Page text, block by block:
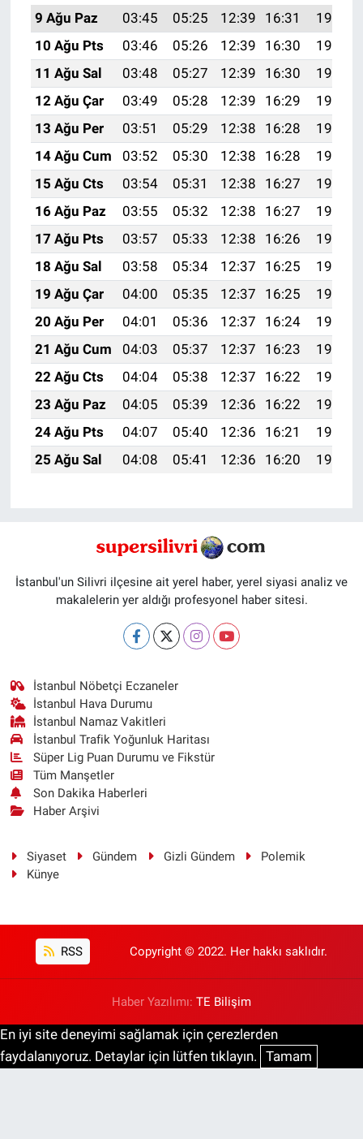
9 Ağu Paz
03:45 05:25 12:39 16:31
19:43
10 Ağu Pts
03:46 05:26 12:39 16:30
19:42
11 Ağu Sal
03:48 05:27 12:39 16:30
19:41
12 Ağu Çar
03:49 05:28 12:39 16:29
19:39
13 Ağu Per
03:51 05:29 12:38 16:28
19:38
14 Ağu Cum
03:52 05:30 12:38 16:28
19:37
15 Ağu Cts
03:54 05:31 12:38 16:27
19:35
16 Ağu Paz
03:55 05:32 12:38 16:27
19:34
17 Ağu Pts
03:57 05:33 12:38 16:26
19:32
18 Ağu Sal
03:58 05:34 12:37 16:25
19:31
19 Ağu Çar
04:00 05:35 12:37 16:25
19:30
20 Ağu Per
04:01 05:36 12:37 16:24
19:28
21 Ağu Cum
04:03 05:37 12:37 16:23
19:27
22 Ağu Cts
04:04 05:38 12:37 16:22
19:25
23 Ağu Paz
04:05 05:39 12:36 16:22
19:24
24 Ağu Pts
04:07 05:40 12:36 16:21
19:22
25 Ağu Sal
04:08 05:41 12:36 16:20 19:21
İstanbul'un Silivri ilçesine ait yerel haber, yerel siyasi analiz ve
makalelerin yer aldığı profesyonel haber sitesi.
İstanbul Nöbetçi Eczaneler
İstanbul Hava Durumu
İstanbul Namaz Vakitleri
İstanbul Trafik Yoğunluk Haritası
Süper Lig Puan Durumu ve Fikstür
Tüm Manşetler
Son Dakika Haberleri
Haber Arşivi
Siyaset Gündem Gizli Gündem
Polemik
Künye
RSS Copyright © 2022. Her hakkı saklıdır.
Haber Yazılımı: TE Bilişim
En iyi site deneyimi sağlamak için çerezlerden
faydalanıyoruz. Detaylar için lütfen tıklayın. Tamam